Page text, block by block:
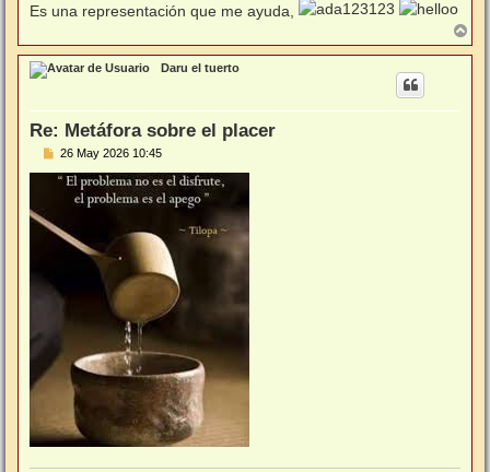
Es una representación que me ayuda,
r
r
Daru el tuerto
Re: Metáfora sobre el placer
M
n
j
e
26 May 2026 10:45